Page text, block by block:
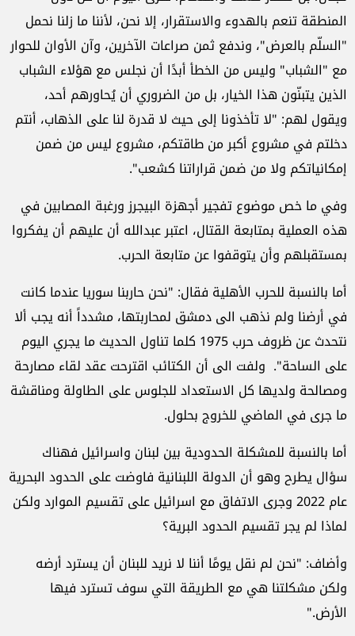
المنطقة تنعم بالهدوء والاستقرار، إلا نحن، لأننا ما زلنا نحمل
"السلّم بالعرض"، وندفع ثمن صراعات الآخرين، وآن الأوان للحوار
مع "الشباب" وليس من الخطأ أبدًا أن نجلس مع هؤلاء الشباب
الذين يتبنّون هذا الخيار، بل من الضروري أن يُحاورهم أحد،
ويقول لهم: "لا تأخذونا إلى حيث لا قدرة لنا على الذهاب، أنتم
دخلتم في مشروع أكبر من طاقتكم، مشروع ليس من ضمن
إمكانياتكم ولا من ضمن قراراتنا كشعب".
وفي ما خص موضوع تفجير أجهزة البيجرز ورغبة المصابين في
هذه العملية بمتابعة القتال، اعتبر عبدالله أن عليهم أن يفكروا
بمستقبلهم وأن يتوقفوا عن متابعة الحرب.
أما بالنسبة للحرب الأهلية فقال: "نحن حاربنا سوريا عندما كانت
في أرضنا ولم نذهب الى دمشق لمحاربتها، مشدداً أنه يجب ألا
نتحدث عن ظروف حرب 1975 كلما تناول الحديث ما يجري اليوم
على الساحة". ولفت الى أن الكتائب اقترحت عقد لقاء مصارحة
ومصالحة ولديها كل الاستعداد للجلوس على الطاولة ومناقشة
ما جرى في الماضي للخروج بحلول.
أما بالنسبة للمشكلة الحدودية بين لبنان واسرائيل فهناك
سؤال يطرح وهو أن الدولة اللبنانية فاوضت على الحدود البحرية
عام 2022 وجرى الاتفاق مع اسرائيل على تقسيم الموارد ولكن
لماذا لم يجر تقسيم الحدود البرية؟
وأضاف: "نحن لم نقل يومًا أننا لا نريد للبنان أن يسترد أرضه
ولكن مشكلتنا هي مع الطريقة التي سوف تسترد فيها
الأرض."